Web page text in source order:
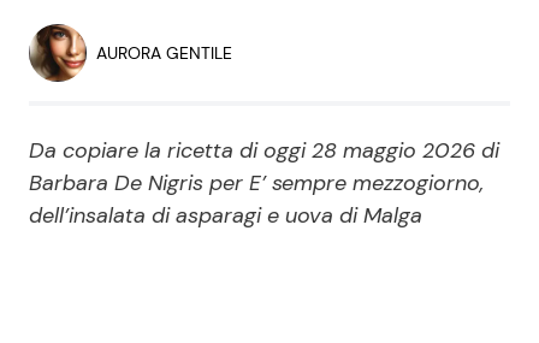
Economia
Persone Scomparse
Politica Reality e Talent
Soap Opera
AURORA GENTILE
Da copiare la ricetta di oggi 28 maggio 2026 di
Barbara De Nigris per E’ sempre mezzogiorno,
dell’insalata di asparagi e uova di Malga